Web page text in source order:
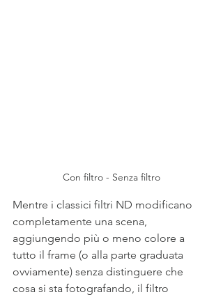
Con filtro - Senza filtro
Mentre i classici filtri ND modificano
completamente una scena,
aggiungendo più o meno colore a
tutto il frame (o alla parte graduata
ovviamente) senza distinguere che
cosa si sta fotografando, il filtro